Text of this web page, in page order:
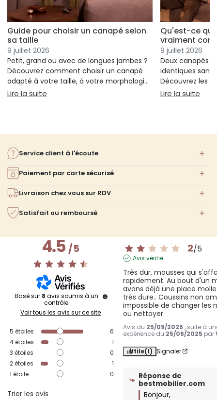
Guide pour choisir un canapé selon
sa taille
9 juillet 2026
Petit, grand ou avec de longues jambes ?
Découvrez comment choisir un canapé
adapté à votre taille, à votre morphologie
et à votre confort.
Lire la suite : Guide pour choisir un canapé selon sa taille
Qu'est-ce qui
vraiment
9 juillet 2026
Deux canapés
identiques
Découvrez les
réellement
Lire la suite
Service client à l'écoute
Paiement par carte sécurisé
Livraison chez vous sur RDV
Satisfait ou remboursé
4.5/5
Basé sur 8 avis soumis à un
contrôle
Voir tous les avis sur ce site
5 étoiles
6
4étoiles
1
3 étoiles
0
2étoiles
1
1 étoile 0
Trier les avis
2/5
Avis vérifié
Très dur, mousses qui
rapidement. Au bout d'un
avons déjà une place
très dure.. Coussins non
impossible de changer les
ou nettoyer
Avis du 25/09/2025 , suite à
expérience du 25/06/2025 par
Utile(1) Signaler
Réponse de
bestmobilier.com
Bonjour,